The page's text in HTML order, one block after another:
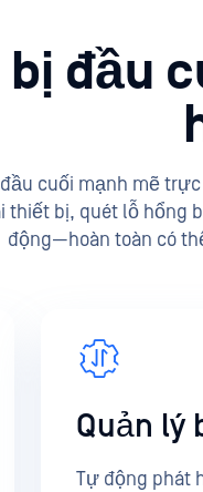
đầu
cuối mạnh mẽ
thiết bị, quét lỗ
động—hoàn toàn có
Quản lý
Tự động phát